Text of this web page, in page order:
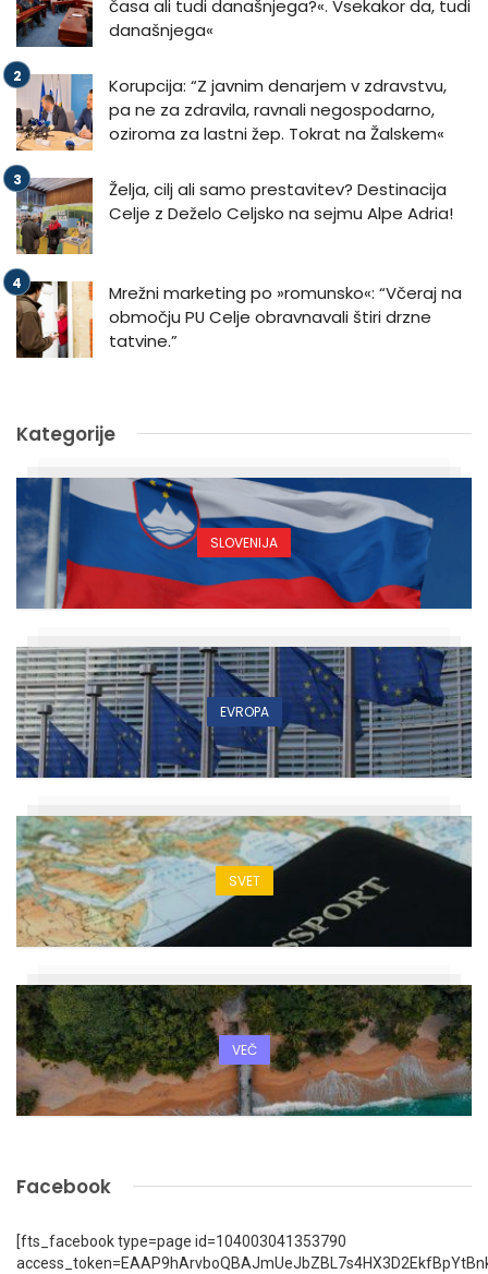
časa ali tudi današnjega?«. Vsekakor da, tudi
današnjega«
Korupcija: “Z javnim denarjem v zdravstvu,
pa ne za zdravila, ravnali negospodarno,
oziroma za lastni žep. Tokrat na Žalskem«
Želja, cilj ali samo prestavitev? Destinacija
Celje z Deželo Celjsko na sejmu Alpe Adria!
Mrežni marketing po »romunsko«: “Včeraj na
območju PU Celje obravnavali štiri drzne
tatvine.”
Kategorije
SLOVENIJA
EVROPA
SVET
VEČ
Facebook
[fts_facebook type=page id=104003041353790